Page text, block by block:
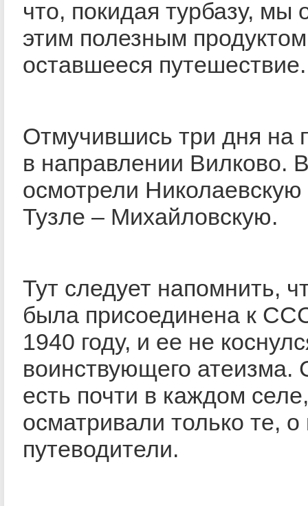
что, покидая турбазу, мы
этим полезным
оставшееся путешествие.
Отмучившись три дня на
в направлении Вилково.
осмотрели Николаевскую
Тузле – Михайловскую.
Тут следует напомнить,
была присоединена к
1940 году, и ее не
воинствующего атеизма.
есть почти в каждом
осматривали только те,
путеводители.